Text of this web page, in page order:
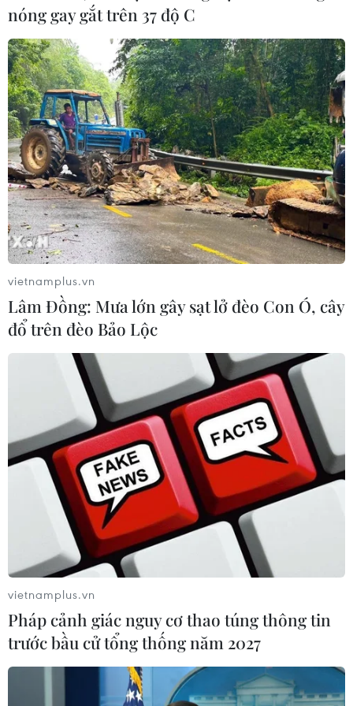
Venezuela khởi động đàm phán về
tiến trình chuyển giao chính trị
07/08/2026 02:58
Sập công trình tại Cuba khiến 2
người tử vong
07/08/2026 01:48
Đảng Cộng hòa đề xuất dự luật trao
thêm thẩm quyền thuế quan cho ông
Trump
07/08/2026 00:33
Cựu Giám đốc Viện Quốc gia về Dị
ứng của Mỹ bị buộc tội khinh thường
Quốc hội
07/08/2026 00:25
Mexico triển khai hàng nghìn binh sỹ
bảo vệ các vùng trồng bơ trọng điểm
07/08/2026 00:09
Mỹ: Lãi suất thế chấp tăng lên mức
cao nhất kể từ tháng Bảy năm ngoái
07/08/2026 00:05
nóng gay gắt trên 37 độ C
vietnamplus.vn
Lâm Đồng: Mưa lớn gây sạt lở đèo Con Ó, cây
đổ trên đèo Bảo Lộc
vietnamplus.vn
Pháp cảnh giác nguy cơ thao túng thông tin
trước bầu cử tổng thống năm 2027